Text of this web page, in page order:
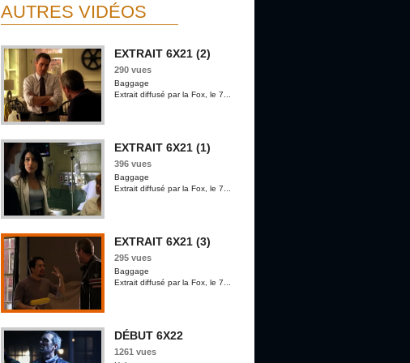
AUTRES VIDÉOS
EXTRAIT 6X21 (2)
290 vues
Baggage
Extrait diffusé par la Fox, le 7...
EXTRAIT 6X21 (1)
396 vues
Baggage
Extrait diffusé par la Fox, le 7...
EXTRAIT 6X21 (3)
295 vues
Baggage
Extrait diffusé par la Fox, le 7...
DÉBUT 6X22
1261 vues